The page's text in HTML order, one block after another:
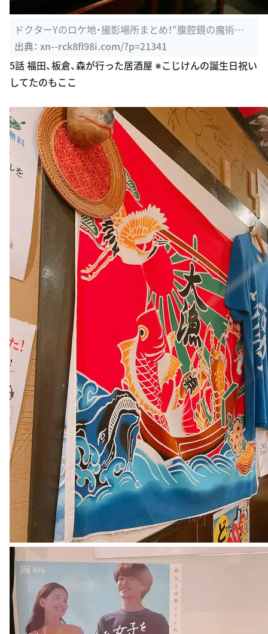
ドクターYのロケ地・撮影場所まとめ！"腹腔鏡の魔術
師"が主人公の ...
出典：xn--rck8fl98i.com/?p=21341
5話 福田、板倉、森が行った居酒屋 ※こじけんの誕生日祝い
してたのもここ